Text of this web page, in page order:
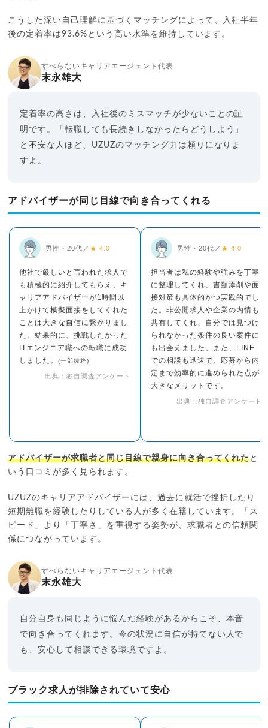
こうした深い自己理解に基づくマッチングによって、入社半年
後の定着率は93.6%という高い水準を維持しています。
すべらないキャリアエージェント代表
末永雄大
定着率の高さは、入社後のミスマッチが少ないことの証
明です。「転職しても長続きしなかったらどうしよう」
と不安な人ほど、UZUZのマッチング力は頼りになりま
すよ。
アドバイザーが同じ目線で向き合ってくれる
男性・20代／ ★ 4.0
他社で厳しいと言われた求人で
も積極的に紹介してもらえ、キ
ャリアアドバイザーが1時間以
上かけて模擬面接をしてくれた
ことは大きな自信に繋がりまし
た。結果的に、挑戦したかった
ITエンジニア職への転職に成功
しました。(一部抜粋)
出典：独自調査アンケート
男性・20代／ ★ 4.0
担当者は私の経験や強みを丁寧
に整理してくれ、書類添削や面
接対策も具体的かつ実践的でし
た。非公開求人や企業の内情も
共有してくれ、自分では見つけ
られなかった条件の良い案件に
も出会えました。また、LINE
での相談も迅速で、応募から内
定まで効率的に進められた点が
大きなメリットです。
出典：独自調査アンケート
アドバイザーが求職者と同じ目線で親身に向き合ってくれたと
いう口コミが多く見られます。
UZUZのキャリアアドバイザーには、過去に就活で挫折したり
短期離職を経験したりしている人が多く在籍しています。「ス
ピード」より「丁寧さ」を重視する姿勢が、求職者との信頼関
係につながっています。
すべらないキャリアエージェント代表
末永雄大
自分自身も同じように悩んだ経験があるからこそ、本音
で向き合ってくれます。今の状況に自信が持てない人で
も、安心して相談できる環境ですよ。
ブラック求人が排除されていて安心